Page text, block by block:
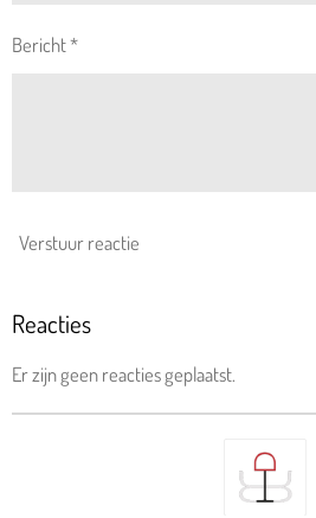
Bericht *
Verstuur reactie
Reacties
Er zijn geen reacties geplaatst.